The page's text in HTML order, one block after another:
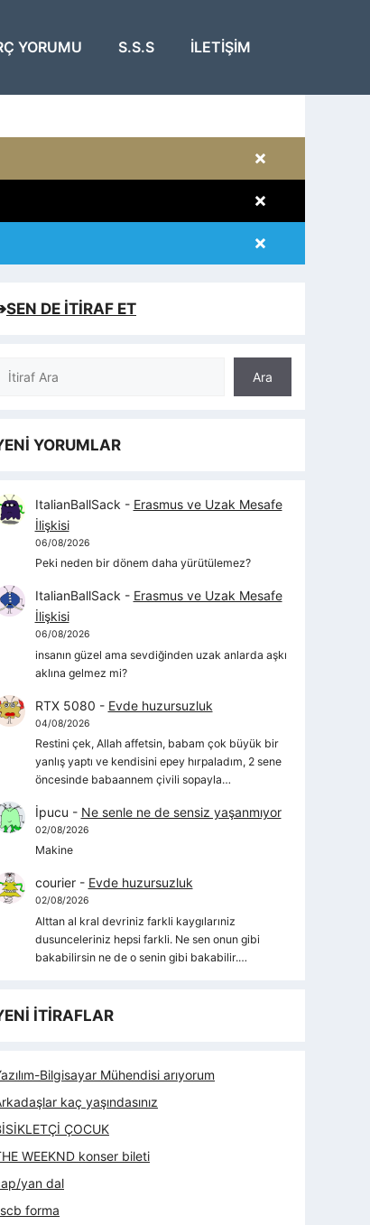
YORUMU S.S.S İLETIŞIM
×
×
×
SEN DE İTİRAF ET
Ara
Ara
YORUMLAR
ItalianBallSack - Erasmus ve Uzak Mesafe
İlişkisi
06/08/2026
Peki neden bir dönem daha yürütülemez?
ItalianBallSack - Erasmus ve Uzak Mesafe
İlişkisi
06/08/2026
insanın güzel ama sevdiğinden uzak anlarda aşkı
aklına gelmez mi?
RTX 5080 - Evde huzursuzluk
04/08/2026
Restini çek, Allah affetsin, babam çok büyük bir
yanlış yaptı ve kendisini epey hırpaladım, 2 sene
öncesinde babaannem çivili sopayla…
İpucu - Ne senle ne de sensiz yaşanmıyor
02/08/2026
Makine
courier- Evde huzursuzluk
02/08/2026
Alttan al kral devriniz farkli kaygılarıniz
dusunceleriniz hepsi farkli. Ne sen onun gibi
bakabilirsin ne de o senin gibi bakabilir.…
İTİRAFLAR
Bilgisayar Mühendisi arıyorum
kaç yaşındasınız
ÇOCUK
WEEKND konser bileti
yan dal
forma